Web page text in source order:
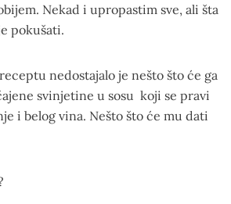
Nekad i upropastim sve, ali šta
pokušati.
nedostajalo je nešto što će ga
svinjetine u sosu koji se pravi
i belog vina. Nešto što će mu dati